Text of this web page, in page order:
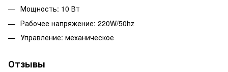
Мощность: 10 Вт
Рабочее напряжение: 220W/50hz
Управление: механическое
Отзывы